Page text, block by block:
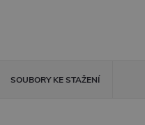
SOUBORY KE STAŽENÍ